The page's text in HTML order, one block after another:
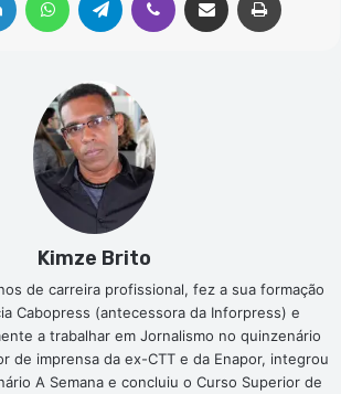
Kimze Brito
de carreira profissional, fez a sua formação
Cabopress (antecessora da Inforpress) e
a trabalhar em Jornalismo no quinzenário
de imprensa da ex-CTT e da Enapor, integrou
A Semana e concluiu o Curso Superior de